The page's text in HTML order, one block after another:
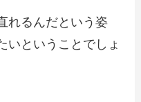
れるんだという姿
いということでしょ